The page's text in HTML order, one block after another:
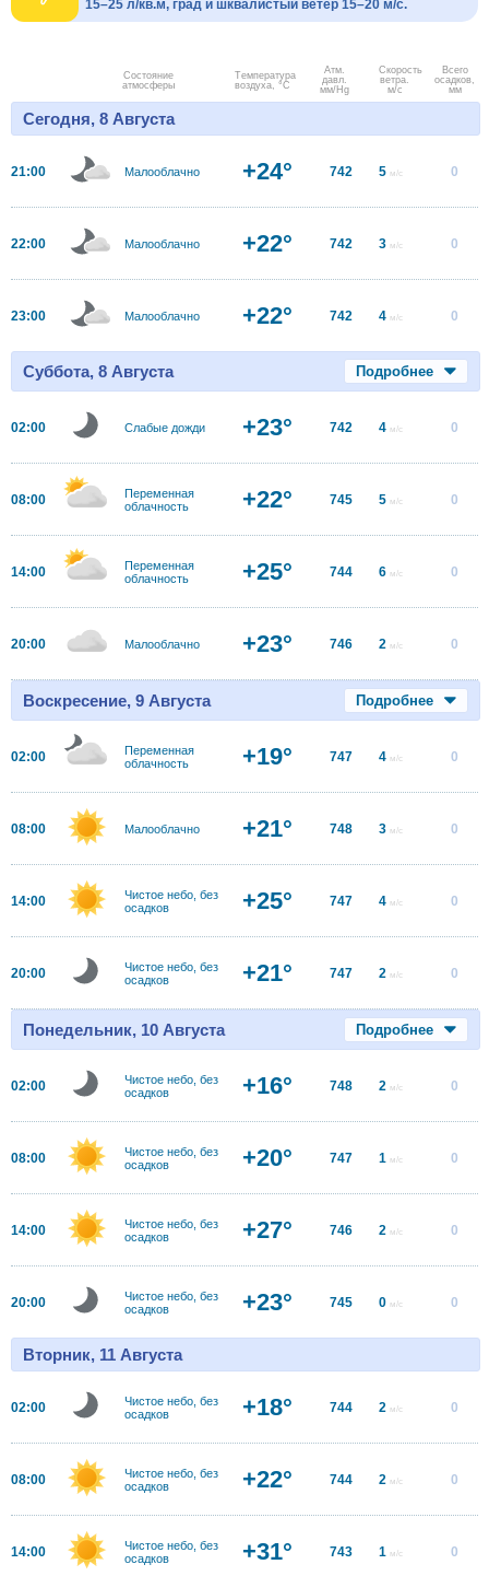
15–25 л/кв.м, град и шквалистый ветер 15–20 м/с.
Состояние
атмосферы
Температура
воздуха, °C
Атм.
давл.
мм/Hg
Скорость
ветра.
м/с
Всего
осадков,
мм
Сегодня, 8 Августа
21:00 Малооблачно +24° 742 5 м/с 0
22:00 Малооблачно +22° 742 3 м/с 0
23:00 Малооблачно +22° 742 4 м/с 0
Суббота, 8 Августа Подробнее
02:00 Слабые дожди +23° 742 4 м/с 0
08:00
Переменная
облачность
+22° 745 5 м/с 0
14:00
Переменная
облачность
+25° 744 6 м/с 0
20:00 Малооблачно +23° 746 2 м/с 0
Воскресение, 9 Августа Подробнее
02:00
Переменная
облачность
+19° 747 4 м/с 0
08:00 Малооблачно +21° 748 3 м/с 0
14:00
Чистое небо, без
осадков
+25° 747 4 м/с 0
20:00
Чистое небо, без
осадков
+21° 747 2 м/с 0
Понедельник, 10 Августа Подробнее
02:00
Чистое небо, без
осадков
+16° 748 2 м/с 0
08:00
Чистое небо, без
осадков
+20° 747 1 м/с 0
14:00
Чистое небо, без
осадков
+27° 746 2 м/с 0
20:00
Чистое небо, без
осадков
+23° 745 0 м/с 0
Вторник, 11 Августа
02:00
Чистое небо, без
осадков
+18° 744 2 м/с 0
08:00
Чистое небо, без
осадков
+22° 744 2 м/с 0
14:00
Чистое небо, без
осадков
+31° 743 1 м/с 0